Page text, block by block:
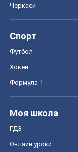
Черкаси
Спорт
Футбол
Хокей
Формула-1
Моя школа
ГДЗ
Онлайн уроки